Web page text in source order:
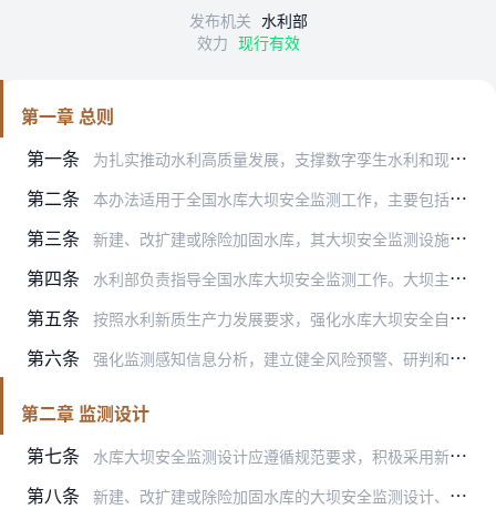
发布机关 水利部
效力 现行有效
第一章 总则
第一条
为扎实推动水利高质量发展，支撑数字孪生水利和现代化水库运行管理矩阵建设，提升水库大坝安全管理水平，强化水库大坝安全监测工作，规范监测设施建设与运行管理，依据《水…
第二条 本办法适用于全国水库大坝安全监测工作，主要包括大坝安全监测设计、建设管理、运行维护、监测信息分析应用和监督管理等工作。
第三条 新建、改扩建或除险加固水库，其大坝安全监测设施（包括监测仪器设备、监测自动化系统及其辅助设施）应与主体工程同时设计、同时施工、同时投入生产和使用，建设费用列入主…
第四条 水利部负责指导全国水库大坝安全监测工作。大坝主管部门负责所管辖的水库大坝安全监测工作的监督指导，组织开展水库大坝安全监测设施建设。水库管理单位（包括由县级以上水…
第五条 按照水利新质生产力发展要求，强化水库大坝安全自诊断和坝外感知设备研发应用，实时精准监测感知水库大坝位移变形、渗流渗压、应力应变等工情险情要素。
第六条 强化监测感知信息分析，建立健全风险预警、研判和处置机制，实现对安全风险隐患的早发现、早处置。
第二章 监测设计
第七条
水库大坝安全监测设计应遵循规范要求，积极采用新技术新装备。新建监测设施应做好与已有监测设施的衔接和兼容。
第八条 新建、改扩建或除险加固水库的大坝安全监测设计、审批按照主体工程设计和审批的规定执行。